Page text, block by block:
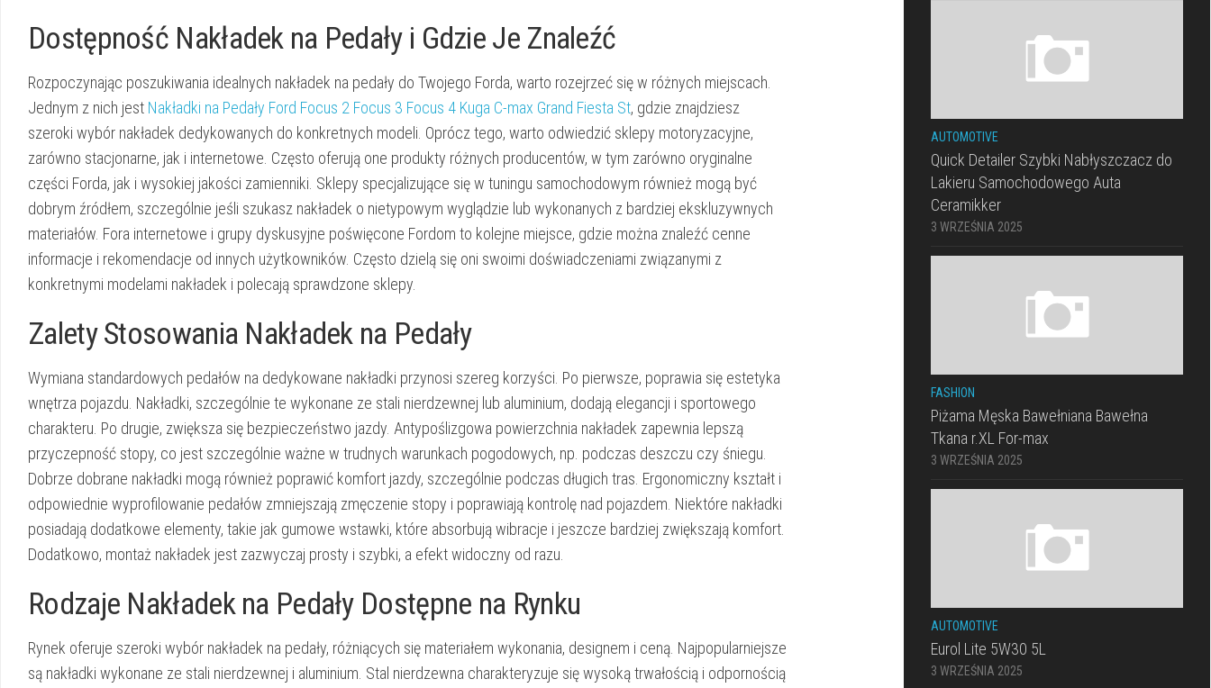
Dostępność Nakładek na Pedały i Gdzie Je Znaleźć
Rozpoczynając poszukiwania idealnych nakładek na pedały do Twojego Forda, warto rozejrzeć się w różnych miejscach.
Jednym z nich jest Nakładki na Pedały Ford Focus 2 Focus 3 Focus 4 Kuga C-max Grand Fiesta St, gdzie znajdziesz
szeroki wybór nakładek dedykowanych do konkretnych modeli. Oprócz tego, warto odwiedzić sklepy motoryzacyjne,
zarówno stacjonarne, jak i internetowe. Często oferują one produkty różnych producentów, w tym zarówno oryginalne
części Forda, jak i wysokiej jakości zamienniki. Sklepy specjalizujące się w tuningu samochodowym również mogą być
dobrym źródłem, szczególnie jeśli szukasz nakładek o nietypowym wyglądzie lub wykonanych z bardziej ekskluzywnych
materiałów. Fora internetowe i grupy dyskusyjne poświęcone Fordom to kolejne miejsce, gdzie można znaleźć cenne
informacje i rekomendacje od innych użytkowników. Często dzielą się oni swoimi doświadczeniami związanymi z
konkretnymi modelami nakładek i polecają sprawdzone sklepy.
Zalety Stosowania Nakładek na Pedały
Wymiana standardowych pedałów na dedykowane nakładki przynosi szereg korzyści. Po pierwsze, poprawia się estetyka
wnętrza pojazdu. Nakładki, szczególnie te wykonane ze stali nierdzewnej lub aluminium, dodają elegancji i sportowego
charakteru. Po drugie, zwiększa się bezpieczeństwo jazdy. Antypoślizgowa powierzchnia nakładek zapewnia lepszą
przyczepność stopy, co jest szczególnie ważne w trudnych warunkach pogodowych, np. podczas deszczu czy śniegu.
Dobrze dobrane nakładki mogą również poprawić komfort jazdy, szczególnie podczas długich tras. Ergonomiczny kształt i
odpowiednie wyprofilowanie pedałów zmniejszają zmęczenie stopy i poprawiają kontrolę nad pojazdem. Niektóre nakładki
posiadają dodatkowe elementy, takie jak gumowe wstawki, które absorbują wibracje i jeszcze bardziej zwiększają komfort.
Dodatkowo, montaż nakładek jest zazwyczaj prosty i szybki, a efekt widoczny od razu.
Rodzaje Nakładek na Pedały Dostępne na Rynku
Rynek oferuje szeroki wybór nakładek na pedały, różniących się materiałem wykonania, designem i ceną. Najpopularniejsze
są nakładki wykonane ze stali nierdzewnej i aluminium. Stal nierdzewna charakteryzuje się wysoką trwałością i odpornością
AUTOMOTIVE
Quick Detailer Szybki Nabłyszczacz do
Lakieru Samochodowego Auta
Ceramikker
3 WRZEŚNIA 2025
FASHION
Piżama Męska Bawełniana Bawełna
Tkana r.XL For-max
3 WRZEŚNIA 2025
AUTOMOTIVE
Eurol Lite 5W30 5L
3 WRZEŚNIA 2025